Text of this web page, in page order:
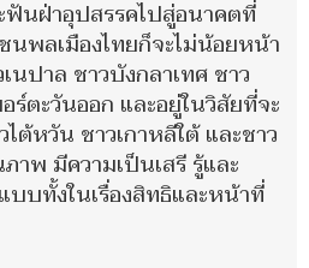
ฟันฝ่าอุปสรรคไปสู่อนาคตที่
นพลเมืองไทยก็จะไม่น้อยหน้า
นปาล ชาวบังกลาเทศ ชาว
ร์ตะวันออก และอยู่ในวิสัยที่จะ
ต้หวัน ชาวเกาหลีใต้ และชาว
พ มีความเป็นเสรี รู้และ
บทั้งในเรื่องสิทธิและหน้าที่